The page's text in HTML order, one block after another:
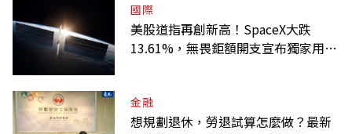
國際
美股道指再創新高！SpaceX大跌
13.61%，無畏鉅額開支宣布獨家用輝
金融
想規劃退休，勞退試算怎麼做？最新